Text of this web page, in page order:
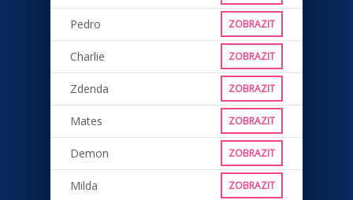
Pedro ZOBRAZIT
Charlie ZOBRAZIT
Zdenda ZOBRAZIT
Mates ZOBRAZIT
Demon ZOBRAZIT
Milda ZOBRAZIT